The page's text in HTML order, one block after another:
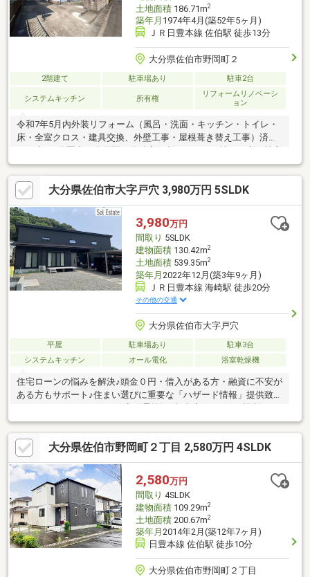
土地面積186.71m2
築年月 1974年4月(築52年5ヶ月)
ＪＲ日豊本線 佐伯駅 徒歩13分
大分県佐伯市野岡町２
2階建て 駐車場あり 駐車2台
システムキッチン 所有権
リフォームリノベーシ
ョン
令和7年5月内外装リフォーム（風呂・洗面・キッチン・トイレ・
床・全室クロス・建具交換、外壁工事・屋根葺き替え工事）済
好な物件です♪佐伯市野岡町二丁目 リフォーム済み売戸建 価格
（税込） １，５８０万円 月々返済 ４６，８０６円（頭
金・ボーナス払いなし、金利1.295％、返済期間35年）※ローンに
不安のある方、他社で断られた方も是非一度ご相談くださ
い！！！お問合せは東武住販 大分店（097-573-6644）まで
大分県佐伯市大字戸穴 3,980万円 5SLDK
3,980万円
間取り 5SLDK
建物面積130.42m2
土地面積539.35m2
築年月 2022年12月(築3年9ヶ月)
ＪＲ日豊本線 海崎駅 徒歩20分
その他の交通
大分県佐伯市大字戸穴
平屋 駐車場あり
駐車3台
システムキッチン
オール電化 浴室乾燥機
住宅ローンの悩みを解決♪頭金０円・借入がある方・融資に不安が
ある方もサポート♪住まい選びに重要な「ハザード情報」提供致し
ます♪●●おすすめPOINT●●◇耐震等級3相当◇キッチン2箇所で2
世帯向き◇太陽光発電9.6ｋｗ＋蓄電池◇リビング19帖(吹抜け)◇
屋根裏収納●●設備・仕様●●◇アイランドキッチン(食器機付
き)◇1.25坪ユニットバス(浴室暖房乾燥機付き)◇パントリー◇ト
イレ2ヶ所◇ウッドデッキ2ヶ所●●当店の特徴●●◇業界歴10年以
上の「交渉」に強いスタッフ◇地震や洪水などの気になる災害情
報提供◇住宅ローン内定率94％以上！◇FP・相続鑑定士在籍
大分県佐伯市野岡町２丁目 2,580万円 4SLDK
2,580万円
間取り 4SLDK
建物面積109.29m2
土地面積200.67m2
築年月 2014年2月(築12年7ヶ月)
日豊本線 佐伯駅 徒歩10分
大分県佐伯市野岡町２丁目